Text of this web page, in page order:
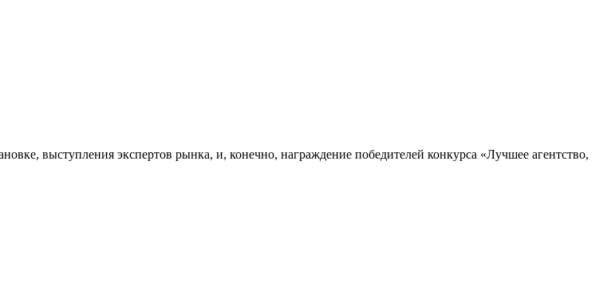
выступления экспертов рынка, и, конечно, награждение победителей конкурса «Лучшее агентство,